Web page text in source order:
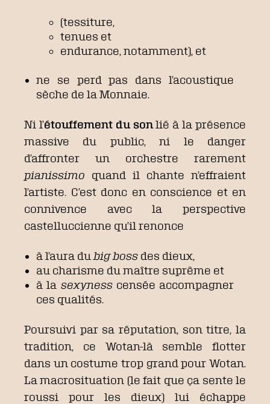
(tessiture,
tenues et
endurance, notamment), et
ne se perd pas dans l’acoustique
sèche de la Monnaie.
Ni l’étouffement du sonlié à la présence
massive du public, ni le danger
d’affronter un orchestre rarement
pianissimo quand il chante n’effraient
l’artiste. C’est donc en conscience et en
connivence avec la perspective
castelluccienne qu’il renonce
à l’aura du big boss des dieux,
au charisme du maître suprême et
à la sexynesscensée accompagner
ces qualités.
Poursuivi par sa réputation, son titre, la
tradition, ce Wotan-là semble flotter
dans un costume trop grand pour Wotan.
La macrosituation (le fait que ça sente le
roussi pour les dieux) lui échappe